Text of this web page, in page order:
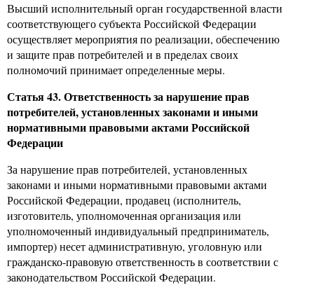
Высший исполнительный орган государственной власти
соответствующего субъекта Российской Федерации
осуществляет мероприятия по реализации, обеспечению
и защите прав потребителей и в пределах своих
полномочий принимает определенные меры.
Статья 43. Ответственность за нарушение прав
потребителей, установленных законами и иными
нормативными правовыми актами Российской
Федерации
За нарушение прав потребителей, установленных
законами и иными нормативными правовыми актами
Российской Федерации, продавец (исполнитель,
изготовитель, уполномоченная организация или
уполномоченный индивидуальный предприниматель,
импортер) несет административную, уголовную или
гражданско-правовую ответственность в соответствии с
законодательством Российской Федерации.